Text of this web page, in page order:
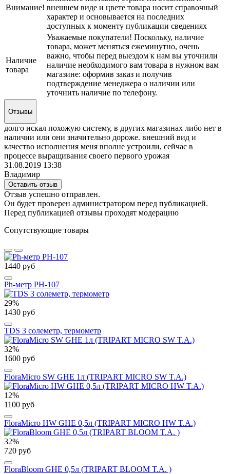
Внимание! внешнем виде и цвете товара носит справочный
характер и основывается на последних
доступных к моменту публикации сведениях
Наличие
товара
Уважаемые покупатели! Поскольку, наличие
товара, может меняться ежеминутно, очень
важно, чтобы перед выездом к нам вы уточнили
наличие необходимого вам товара в нужном вам
магазине: оформив заказ и получив
подтверждение менеджера о наличии или
уточнить наличие по телефону.
Отзывы
долго искал похожую систему, в других магазинах либо нет в
наличии или они значительно дороже. внешний вид и
качество исполнения меня вполне устроили, сейчас в
процессе выращивания своего первого урожая
31.08.2019 13:38
Владимир
Оставить отзыв
Отзыв успешно отправлен.
Он будет проверен администратором перед публикацией.
Перед публикацией отзывы проходят модерацию
Сопутствующие товары
1440 руб
Ph-метр PH-107
29%
1430 руб
TDS 3 солеметр, термометр
32%
1600 руб
FloraMicro SW GHE 1л (TRIPART MICRO SW T.A.)
12%
1100 руб
FloraMicro HW GHE 0,5л (TRIPART MICRO HW T.A.)
32%
720 руб
FloraBloom GHE 0,5л (TRIPART BLOOM T.A. )